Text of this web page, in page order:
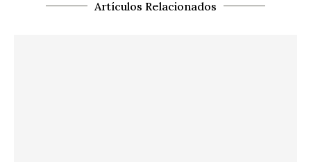
Artículos Relacionados